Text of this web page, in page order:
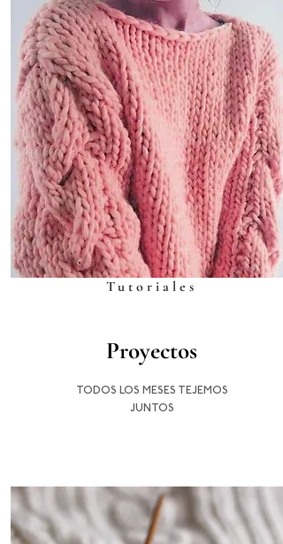
Tutoriales
Proyectos
TODOS LOS MESES TEJEMOS
JUNTOS